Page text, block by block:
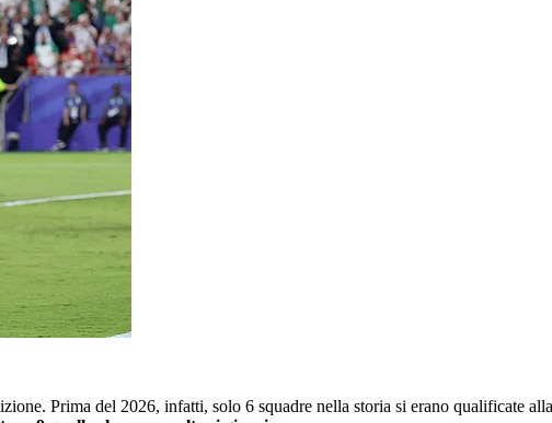
Prima del 2026, infatti, solo 6 squadre nella storia si erano qualificate